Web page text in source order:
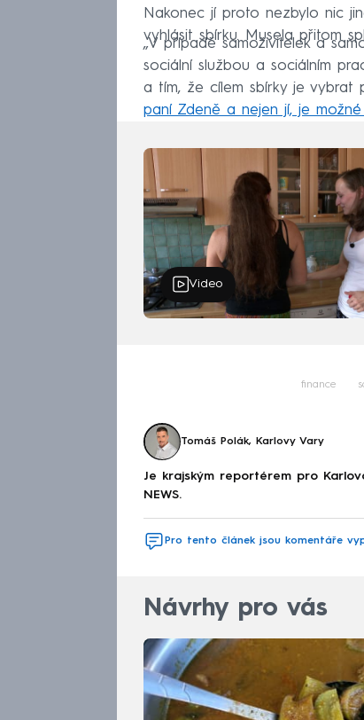
Nakonec jí proto nezbylo nic
vyhlásit sbírku. Musela přitom
„V případě samoživitelek a
sociální službou a sociálním
a tím, že cílem sbírky je vybrat
paní Zdeně a nejen jí, je možné
Video
finance
Tomáš Polák, Karlovy Vary
Je krajským reportérem pro
NEWS.
Pro tento článek jsou komentáře
Návrhy pro vás